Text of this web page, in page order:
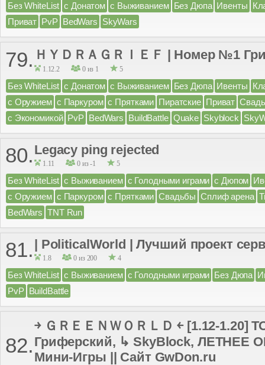
Без WhiteList с Донатом с Выживанием Без Дюпа Ивенты
Приват PvP BedWars SkyWars
79. ＨＹＤＲＡＧＲＩＥＦ | Номер №1
1.12.2 0 из 1 5
Без WhiteList с Донатом с Выживанием Без Дюпа Ивенты
с Оружием с Паркуром с Прятками Пиратские Приват
с Экономикой PvP BedWars BuildBattle Quake Skyblock
80. Legacy ping rejected
1.11 0 из -1 5
Без WhiteList с Выживанием с Голодными играми с Дюпом
с Оружием с Паркуром с Прятками Свадьбы Сплиф арена
BedWars TNT Run
81. | PoliticalWorld | Лучший проект
1.8 0 из 200 4
Без WhiteList с Выживанием с Голодными играми Без Дюпа
PvP BuildBattle
82.
￫ ＧＲＥＥＮＷＯＲＬＤ ￩ [1.12-
Гриферский, ↳ SkyBlock, ЛЕТНЕЕ
Мини-Игры || Сайт GwDon.ru